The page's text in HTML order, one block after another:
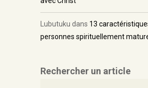
Lubutuku dans 13
personnes spirituellement
Rechercher un article